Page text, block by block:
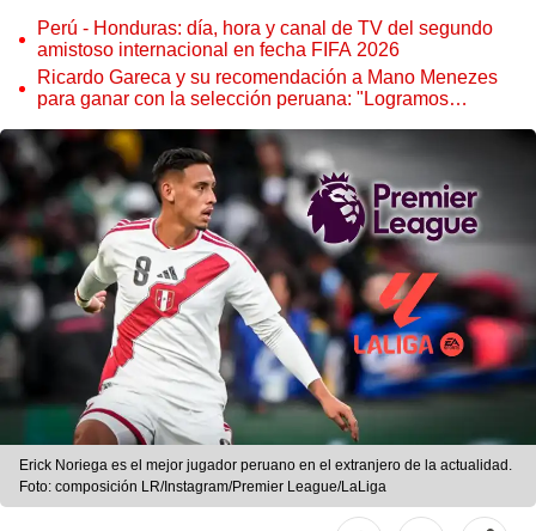
Perú - Honduras: día, hora y canal de TV del segundo
amistoso internacional en fecha FIFA 2026
Ricardo Gareca y su recomendación a Mano Menezes
para ganar con la selección peruana: "Logramos
Erick Noriega es el mejor jugador peruano en el extranjero de la actualidad.
Foto: composición LR/Instagram/Premier League/LaLiga